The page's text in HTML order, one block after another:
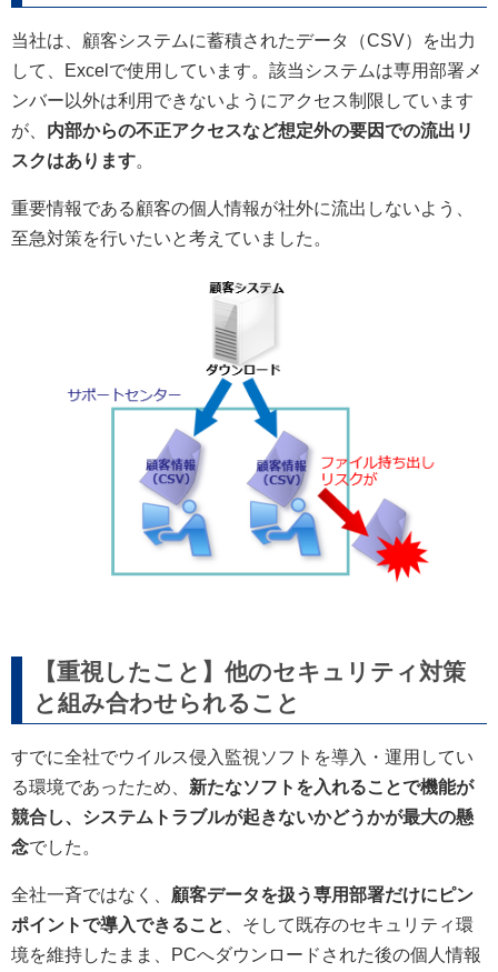
当社は、顧客システムに蓄積されたデータ（CSV）を出力
して、Excelで使用しています。該当システムは専用部署メ
ンバー以外は利用できないようにアクセス制限しています
が、 内部からの不正アクセスなど想定外の要因での流出リ
スクはあります。
重要情報である顧客の個人情報が社外に流出しないよう、
至急対策を行いたいと考えていました。
【重視したこと】他のセキュリティ対策
と組み合わせられること
すでに全社でウイルス侵入監視ソフトを導入・運用してい
る環境であったため、 新たなソフトを入れることで機能が
競合し、システムトラブルが起きないかどうかが最大の懸
念でした。
全社一斉ではなく、 顧客データを扱う専用部署だけにピン
ポイントで導入できること
、そして既存のセキュリティ環
境を維持したまま、PCへダウンロードされた後の個人情報